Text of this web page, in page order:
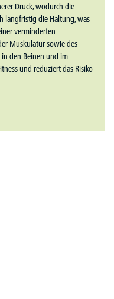
Druck, wodurch die
langfristig die Haltung, was
verminderten
Muskulatur sowie des
den Beinen und im
und reduziert das Risiko